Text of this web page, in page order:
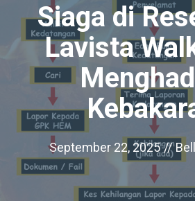
Siaga di
Lavista
September 22, 2025 //